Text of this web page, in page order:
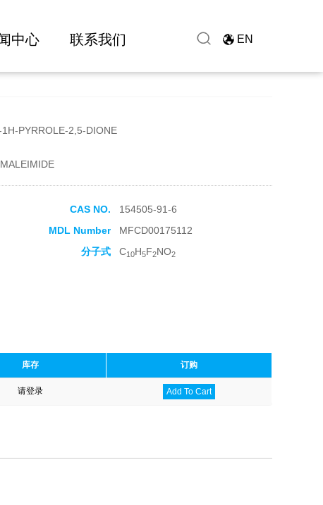
中心 联系我们 EN
PYRROLE-2,5-DIONE
CAS NO.
154505-91-6
MDL Number
MFCD00175112
分子式 C10H5F2NO2
库存 订购
请登录 Add To Cart